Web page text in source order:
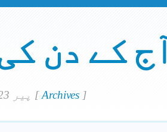
کے دن
[Archives ]